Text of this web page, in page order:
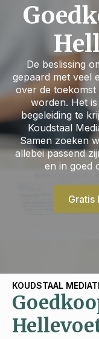
De beslissing
gepaard met veel
over de toekomst
worden. Het
begeleiding te
Koudstaal
Samen zoeken
allebei passend
en in goed
Gratis
KOUDSTAAL